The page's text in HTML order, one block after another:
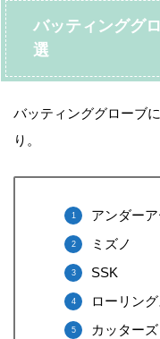
バッティンググ
選
バッティンググローブ
り。
アンダー
ミズノ
SSK
ローリング
カッターズ